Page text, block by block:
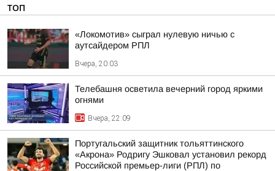
ТОП
«Локомотив» сыграл нулевую ничью с
аутсайдером РПЛ
Вчера, 20:03
Телебашня осветила вечерний город яркими
огнями
Вчера, 22:09
Португальский защитник тольяттинского
«Акрона» Родригу Эшковал установил рекорд
Российской премьер-лиги (РПЛ) по